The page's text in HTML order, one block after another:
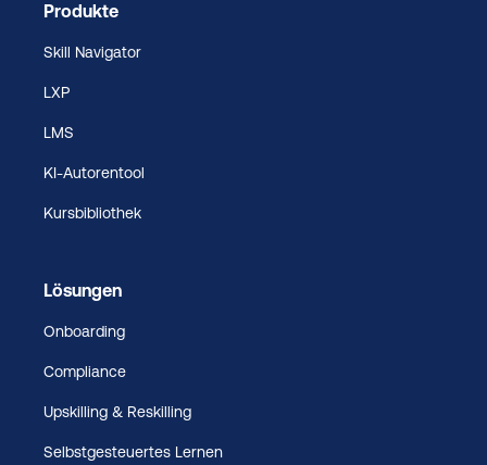
Produkte
Skill Navigator
LXP
LMS
KI-Autorentool
Kursbibliothek
Lösungen
Onboarding
Compliance
Upskilling & Reskilling
Selbstgesteuertes Lernen